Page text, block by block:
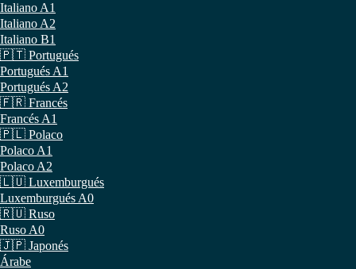
Italiano A1
Italiano A2
Italiano B1
🇵🇹 Portugués
Portugués A1
Portugués A2
🇫🇷 Francés
Francés A1
🇵🇱 Polaco
Polaco A1
Polaco A2
🇱🇺 Luxemburgués
Luxemburgués A0
🇷🇺 Ruso
Ruso A0
🇯🇵 Japonés
Árabe